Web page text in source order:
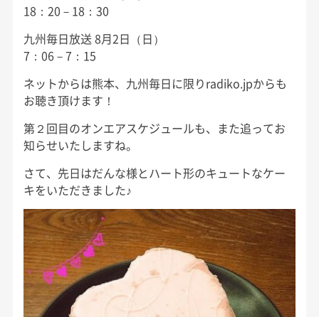
18：20－18：30
九州毎日放送 8月2日（日）
7：06－7：15
ネットからは熊本、九州毎日に限りradiko.jpからも
お聴き頂けます！
第２回目のオンエアスケジュールも、また追ってお
知らせいたしますね。
さて、先日はだんな様とハート形のキュートなケー
キをいただきました♪